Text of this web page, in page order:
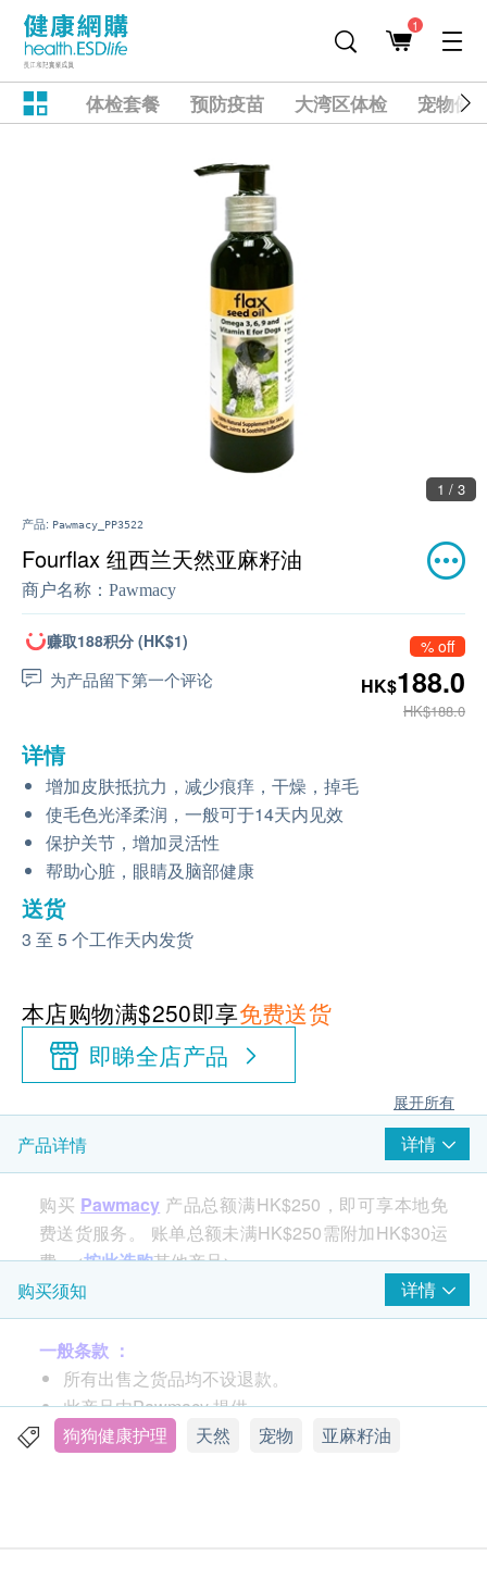
1
体检套餐 预防疫苗 大湾区体检 宠物健
1 / 3
产品: Pawmacy_PP3522
Fourflax 纽西兰天然亚麻籽油
商户名称： Pawmacy
赚取188积分 (HK$1)
为产品留下第一个评论
% off
HK$188.0
HK$188.0
详情
增加皮肤抵抗力，减少痕痒，干燥，掉毛
使毛色光泽柔润，一般可于14天内见效
保护关节，增加灵活性
帮助心脏，眼睛及脑部健康
送货
3 至 5 个工作天内发货
本店购物满$250即享免费送货
即睇全店产品
展开所有
产品详情 详情
购买 Pawmacy 产品总额满HK$250，即可享本地免
费送货服务。 账单总额未满HK$250需附加HK$30运
费。<按此选购其他产品>
Fourflax®纽西兰天然亚麻籽油是宠物基本膳食保健
品。含丰富植物奥米加3－6－9，奥米加3含量高出鱼
油一倍。 14天内改善宠物皮肤干燥，脱毛，暗哑，过
敏及搔痒。长服可维护关节和心脏健康。黄金营养比
例4:1，更适合宠物营养所需。
购买须知 详情
一般条款 ：
所有出售之货品均不设退款。
此产品由Pawmacy 提供。
如有任何争议，Pawmacy及 健康网购
狗狗健康护理 天然 宠物 亚麻籽油